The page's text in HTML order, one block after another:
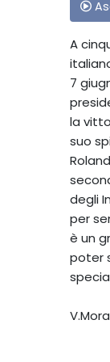
A
7
la
suo
degli
per
è un
poter